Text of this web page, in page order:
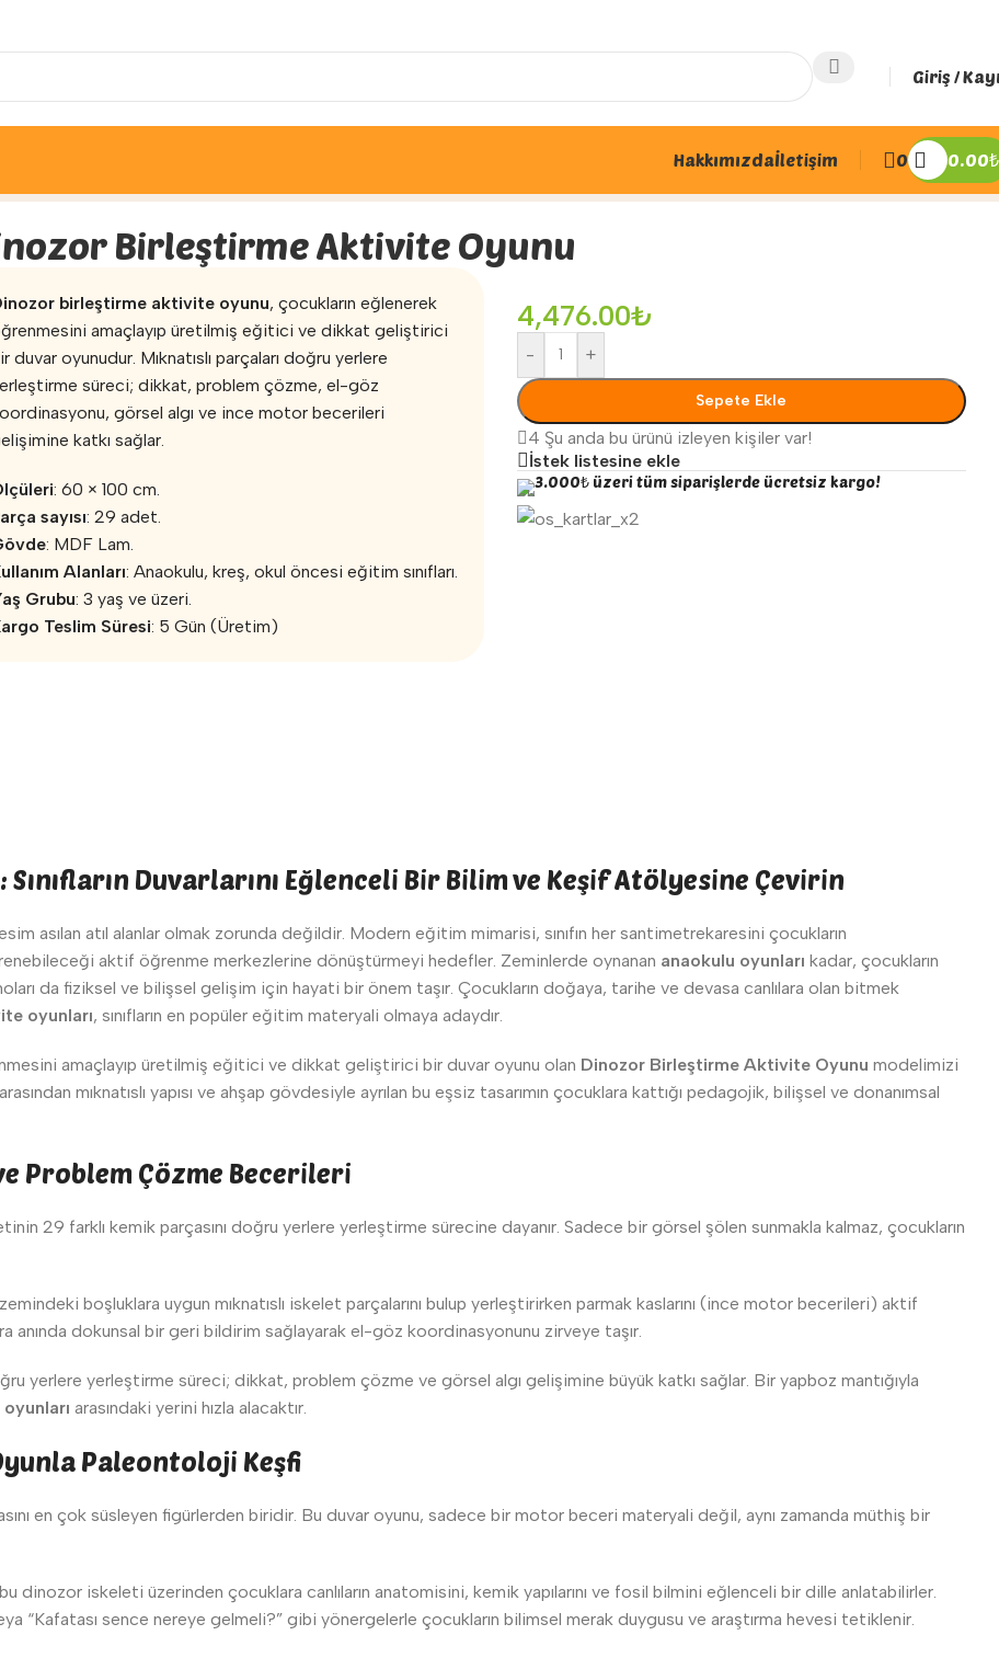
Giriş /
Hakkımızdaİletişim 0 0.00₺
Birleştirme Aktivite Oyunu
birleştirme aktivite oyunu, çocukların eğlenerek
amaçlayıp üretilmiş eğitici ve dikkat geliştirici
duvar oyunudur. Mıknatıslı parçaları doğru yerlere
süreci; dikkat, problem çözme, el-göz
görsel algı ve ince motor becerileri
katkı sağlar.
: 60 × 100 cm.
sayısı: 29 adet.
: MDF Lam.
Alanları: Anaokulu, kreş, okul öncesi eğitim sınıfları.
Grubu: 3 yaş ve üzeri.
Teslim Süresi: 5 Gün (Üretim)
4,476.00₺
- +
Sepete Ekle
4 Şu anda bu ürünü izleyen kişiler var!
İstek listesine ekle
3.000₺ üzeri tüm siparişlerde ücretsiz kargo!
Duvarlarını Eğlenceli Bir Bilim ve Keşif Atölyesine Çevirin
asılan atıl alanlar olmak zorunda değildir. Modern eğitim mimarisi, sınıfın her santimetrekaresini çocukların
aktif öğrenme merkezlerine dönüştürmeyi hedefler. Zeminlerde oynanan anaokulu oyunları kadar, çocukların
da fiziksel ve bilişsel gelişim için hayati bir önem taşır. Çocukların doğaya, tarihe ve devasa canlılara olan bitmek
oyunları, sınıfların en popüler eğitim materyali olmaya adaydır.
amaçlayıp üretilmiş eğitici ve dikkat geliştirici bir duvar oyunu olan Dinozor Birleştirme Aktivite Oyunu modelimizi
arasından mıknatıslı yapısı ve ahşap gövdesiyle ayrılan bu eşsiz tasarımın çocuklara kattığı pedagojik, bilişsel ve donanımsal
Problem Çözme Becerileri
29 farklı kemik parçasını doğru yerlere yerleştirme sürecine dayanır. Sadece bir görsel şölen sunmakla kalmaz, çocukların
boşluklara uygun mıknatıslı iskelet parçalarını bulup yerleştirirken parmak kaslarını (ince motor becerileri) aktif
anında dokunsal bir geri bildirim sağlayarak el-göz koordinasyonunu zirveye taşır.
yerlere yerleştirme süreci; dikkat, problem çözme ve görsel algı gelişimine büyük katkı sağlar. Bir yapboz mantığıyla
arasındaki yerini hızla alacaktır.
Paleontoloji Keşfi
en çok süsleyen figürlerden biridir. Bu duvar oyunu, sadece bir motor beceri materyali değil, aynı zamanda müthiş bir
dinozor iskeleti üzerinden çocuklara canlıların anatomisini, kemik yapılarını ve fosil bilmini eğlenceli bir dille anlatabilirler.
“Kafatası sence nereye gelmeli?” gibi yönergelerle çocukların bilimsel merak duygusu ve araştırma hevesi tetiklenir.